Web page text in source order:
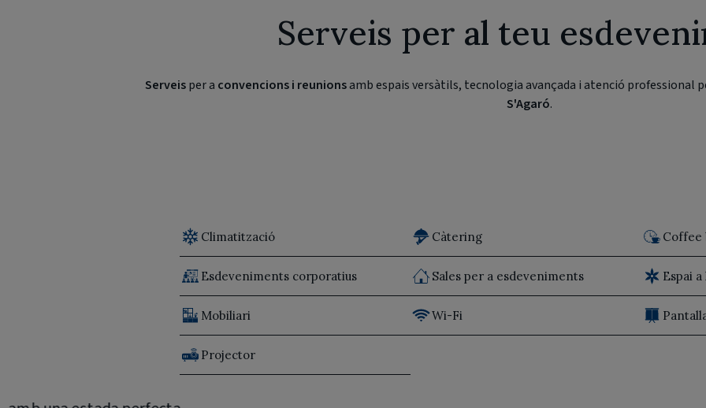
Serveis per al teu
Serveisper a convencions i reunionsamb espais versàtils, tecnologia avançada i atenció professional
S'Agaró.
Climatització Càtering Coffee
Esdeveniments corporatius Sales per a esdeveniments Espai
Mobiliari Wi-Fi
Projector